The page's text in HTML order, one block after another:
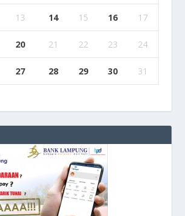
13 14 15 16 17
20 21 22 23 24
27 28 29 30
31